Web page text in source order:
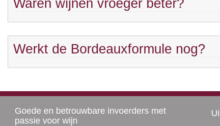
Waren wijnen vroeger beter?
Werkt de Bordeauxformule nog?
Goede en betrouwbare invoerders met
passie voor wijn